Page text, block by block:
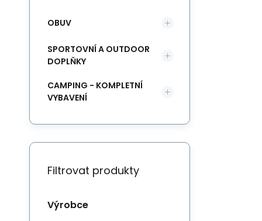
OBUV
SPORTOVNÍ A OUTDOOR
DOPLŇKY
CAMPING - KOMPLETNÍ
VYBAVENÍ
Filtrovat produkty
Výrobce